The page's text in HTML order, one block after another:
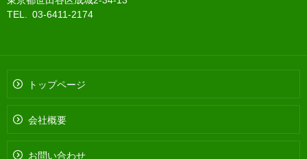
TEL. 03-6411-2174
トップページ
会社概要
お問い合わせ